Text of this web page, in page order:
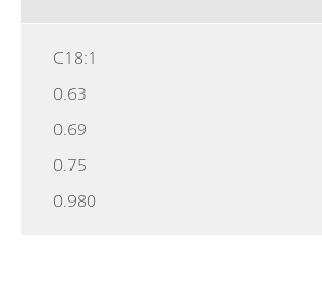
C18:1
0.63
0.69
0.75
0.980